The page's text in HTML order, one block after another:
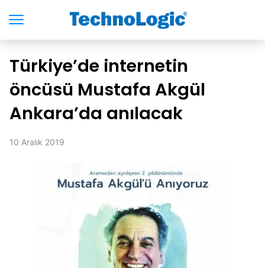
Türkiye’de internetin
öncüsü Mustafa Akgül
Ankara’da anılacak
10 Aralık 2019